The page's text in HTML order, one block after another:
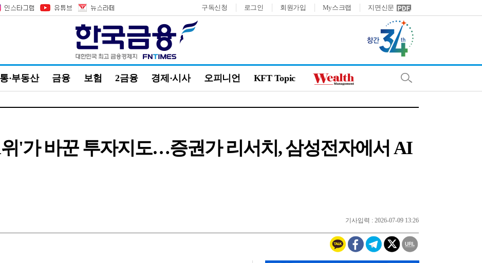
구독신청 로그인 회원가입 My스크랩 지면신문
·부동산 금융 보험 2금융 경제·시사 오피니언 KFT Topic
'가 바꾼 투자지도…증권가 리서치, 삼성전자에서 AI
기사입력 : 2026-07-09 13:26